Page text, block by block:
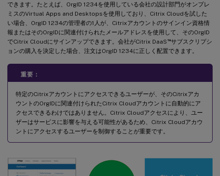
できます。たとえば、OrgID 1234を使用している会社の設計部門がオンプレ
ミスのVirtual Apps and Desktopsを使用しており、Citrix Cloudを試した
い場合、OrgID 1234の管理者の1人が、Citrixアカウントのサインイン資格情
報またはそのOrgIDに関連付けられたメールアドレスを使用して、そのOrgID
でCitrix Cloudにサインアップできます。会社がCitrix DaaS ™サブスクリプシ
ョンの購入を決定した場合、注文はOrgID 1234に正しく配置できます。
重要：
特定のCitrixアカウントにアクセスできるユーザーが、そのCitrixアカ
ウントのOrgIDに関連付けられたCitrix Cloudアカウントに自動的にア
クセスできるわけではありません。Citrix Cloudアクセスにより、ユー
ザーはサービスに影響を与える可能性があるため、Citrix Cloudアカウ
ントにアクセスするユーザーを制御することが重要です。